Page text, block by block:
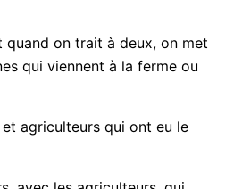
quand on trait à deux, on met
qui viennent à la ferme ou
agriculteurs qui ont eu le